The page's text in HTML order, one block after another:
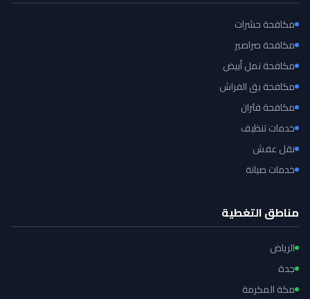
مكافحة حشرات
مكافحة صراصير
مكافحة نمل أبيض
مكافحة بق الفراش
مكافحة فئران
خدمات تنظيف
نقل عفش
خدمات صيانة
مناطق التغطية
الرياض
جدة
مكة المكرمة